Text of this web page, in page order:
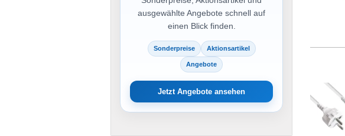
ausgewählte Angebote schnell auf
einen Blick finden.
Sonderpreise Aktionsartikel
Angebote
Jetzt Angebote ansehen